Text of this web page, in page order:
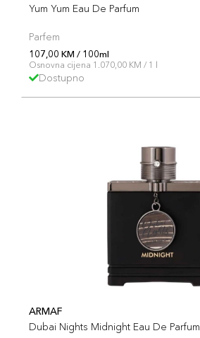
Yum Yum Eau De Parfum
Parfem
107,00 KM / 100ml
Osnovna cijena 1.070,00 KM / 1 l
Dostupno
ARMAF
Dubai Nights Midnight Eau De Parfum